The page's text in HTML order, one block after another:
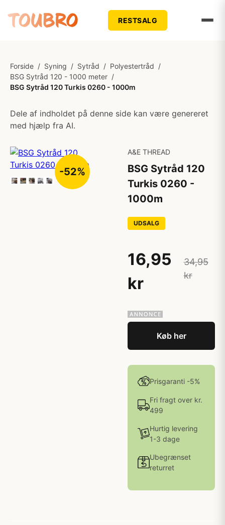
RESTSALG
Forside / Syning / Sytråd / Polyestertråd /
BSG Sytråd 120 - 1000 meter /
BSG Sytråd 120 Turkis 0260 - 1000m
Dele af indholdet på denne side kan være genereret
med hjælp fra AI.
-52%
A&E THREAD
BSG Sytråd 120
Turkis 0260 -
1000m
UDSALG
16,95
kr
34,95
kr
Køb her
Prisgaranti -5%
Fri fragt over kr.
499
Hurtig levering
1-3 dage
Ubegrænset
returret